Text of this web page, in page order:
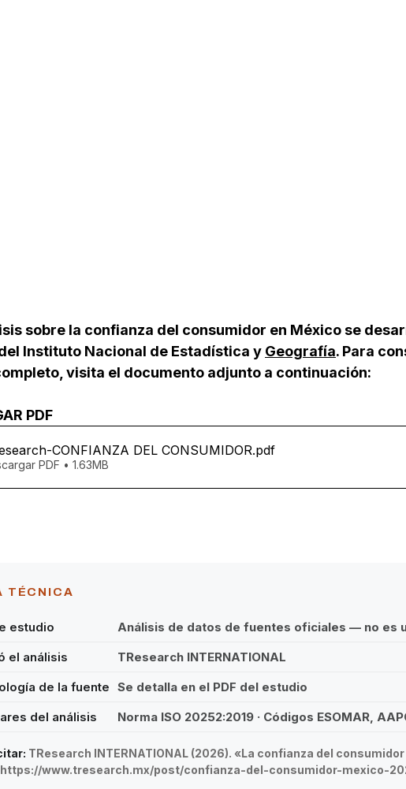
sobre la confianza del consumidor en México se
Instituto Nacional de Estadística y Geografía. Para
visita el documento adjunto a continuación:
PDF
CONFIANZA DEL CONSUMIDOR.pdf
PDF • 1.63MB
TÉCNICA
estudio
Análisis de datos de fuentes oficiales — no es
el análisis
TResearch INTERNATIONAL
de la fuente Se detalla en el PDF del estudio
del análisis
Norma ISO 20252:2019 · Códigos ESOMAR,
TResearch INTERNATIONAL (2026). «La confianza del
https://www.tresearch.mx/post/confianza-del-consumidor-mexico-